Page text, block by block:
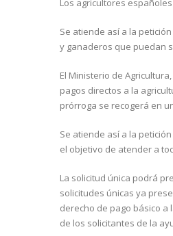
Se atiende así a la
y ganaderos que puedan
El Ministerio de
pagos directos a la
prórroga se recogerá en
Se atiende así a la
el objetivo de atender a
La solicitud única podrá
solicitudes únicas ya
derecho de pago básico
de los solicitantes de la